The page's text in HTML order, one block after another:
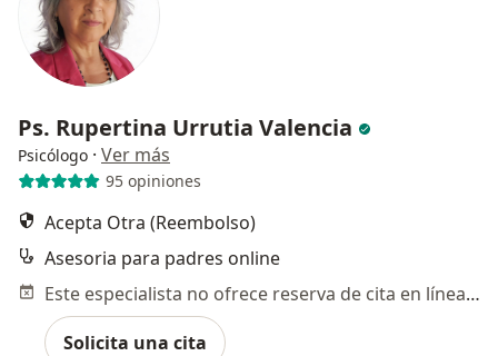
Ps. Rupertina Urrutia Valencia
Psicólogo · Ver más
95 opiniones
Acepta Otra (Reembolso)
Asesoria para padres online
Este especialista no ofrece reserva de cita en línea en esta dirección.
Solicita una cita